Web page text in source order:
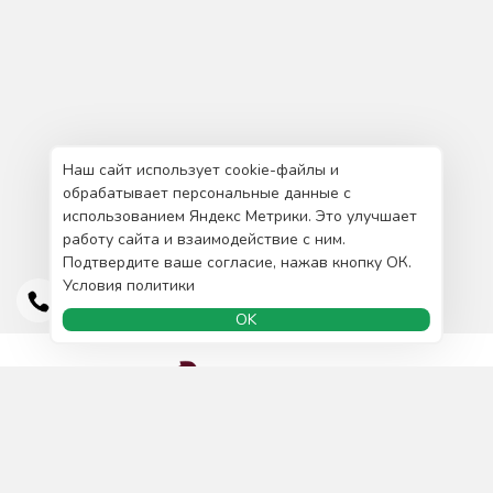
Наш сайт использует cookie-файлы и
обрабатывает персональные данные с
использованием Яндекс Метрики. Это улучшает
работу сайта и взаимодействие с ним.
Подтвердите ваше согласие, нажав кнопку ОК.
Условия политики
OK